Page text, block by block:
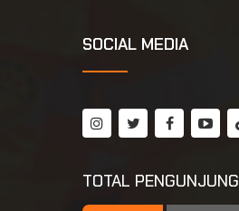
SOCIAL MEDIA
TOTAL PENGUNJUNG